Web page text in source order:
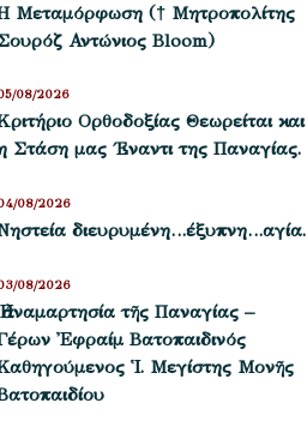
Μεταμόρφωση († Μητροπολίτης
Αντώνιος Bloom)
Oρθοδοξίας Θεωρείται και
Στάση μας ΄Εναντι της Παναγίας.
08/2026
διευρυμένη…έξυπνη…αγία.
08/2026
ἀναμαρτησία τῆς Παναγίας –
Ἐφραίμ Βατοπαιδινός
Ἱ. Μεγίστης Μονῆς
08/2026